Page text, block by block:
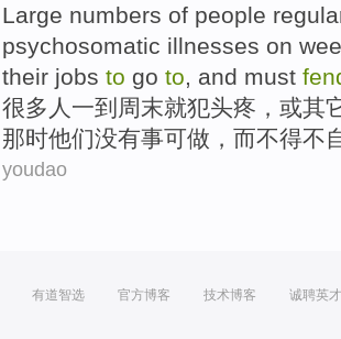
Large numbers of people
psychosomatic illnesses on
their jobs to go to, and must
很多 人 一到 周末就犯头疼， 或其
那时他们没有事可做 ， 而不得不
youdao
有道智选 官方博客 技术博客 诚聘英才